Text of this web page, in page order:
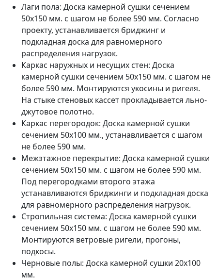
Лаги пола: Доска камерной сушки сечением
50х150 мм. с шагом не более 590 мм. Согласно
проекту, устанавливается бриджинг и
подкладная доска для равномерного
распределения нагрузок.
Каркас наружных и несущих стен: Доска
камерной сушки сечением 50х150 мм. с шагом не
более 590 мм. Монтируются укосины и ригеля.
На стыке стеновых кассет прокладывается льно-
джутовое полотно.
Каркас перегородок: Доска камерной сушки
сечением 50х100 мм., устанавливается с шагом
не более 590 мм.
Межэтажное перекрытие: Доска камерной сушки
сечением 50х150 мм. с шагом не более 590 мм.
Под перегородками второго этажа
устанавливаются бриджинги и подкладная доска
для равномерного распределения нагрузок.
Стропильная система: Доска камерной сушки
сечением 50х150 мм. с шагом не более 590 мм.
Монтируются ветровые ригели, прогоны,
подкосы.
Черновые полы: Доска камерной сушки 20х100
мм.